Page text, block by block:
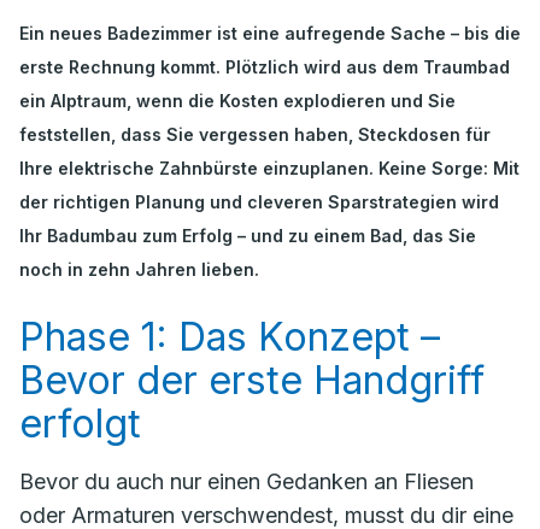
Ein neues Badezimmer ist eine aufregende Sache – bis die
erste Rechnung kommt. Plötzlich wird aus dem Traumbad
ein Alptraum, wenn die Kosten explodieren und Sie
feststellen, dass Sie vergessen haben, Steckdosen für
Ihre elektrische Zahnbürste einzuplanen. Keine Sorge: Mit
der richtigen Planung und cleveren Sparstrategien wird
Ihr Badumbau zum Erfolg – und zu einem Bad, das Sie
noch in zehn Jahren lieben.
Phase 1: Das Konzept –
Bevor der erste Handgriff
erfolgt
Bevor du auch nur einen Gedanken an Fliesen
oder Armaturen verschwendest, musst du dir eine